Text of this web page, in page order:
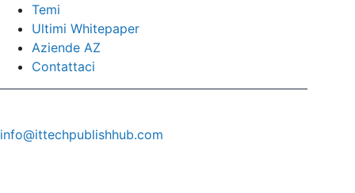
Temi
Ultimi Whitepaper
Aziende AZ
Contattaci
info@ittechpublishhub.com